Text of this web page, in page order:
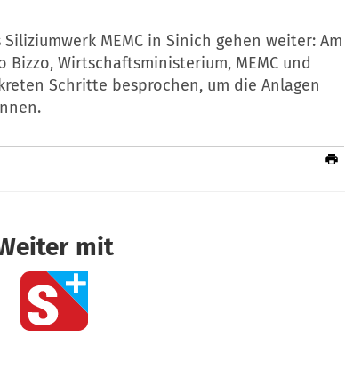
MEMC in Sinich gehen weiter: Am
Wirtschaftsministerium, MEMC und
Schritte besprochen, um die Anlagen